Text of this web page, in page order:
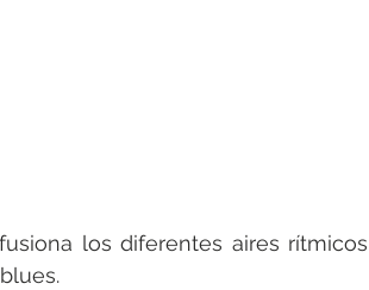
los diferentes aires rítmicos